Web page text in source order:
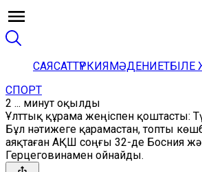
САЯСАТТҮРКИЯМӘДЕНИЕТБІЛЕ
СПОРТ
2 ... минут оқылды
Ұлттық құрама жеңіспен қоштасты:
Бұл нәтижеге қарамастан, топты
аяқтаған АҚШ соңғы 32-де Босния
Герцеговинамен ойнайды.